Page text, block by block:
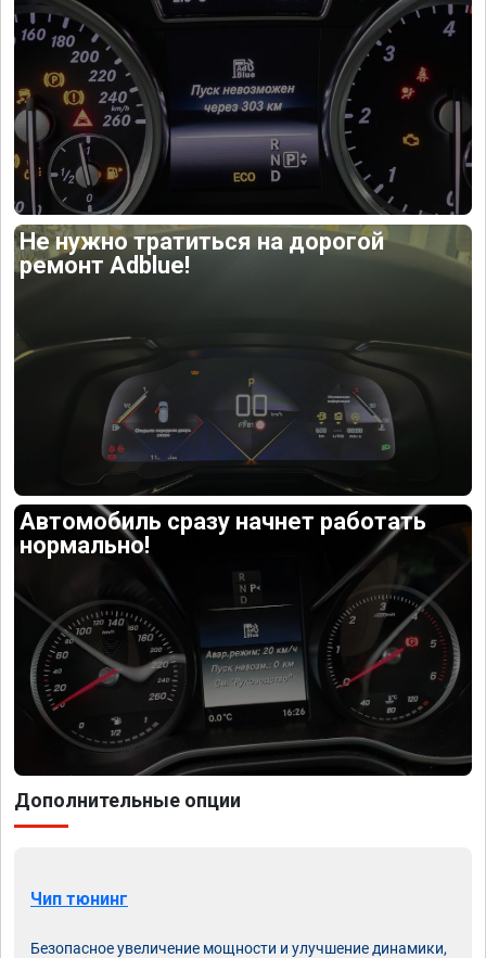
Не нужно тратиться на дорогой
ремонт Adblue!
Автомобиль сразу начнет работать
нормально!
Дополнительные опции
Чип тюнинг
Безопасное увеличение мощности и улучшение динамики,